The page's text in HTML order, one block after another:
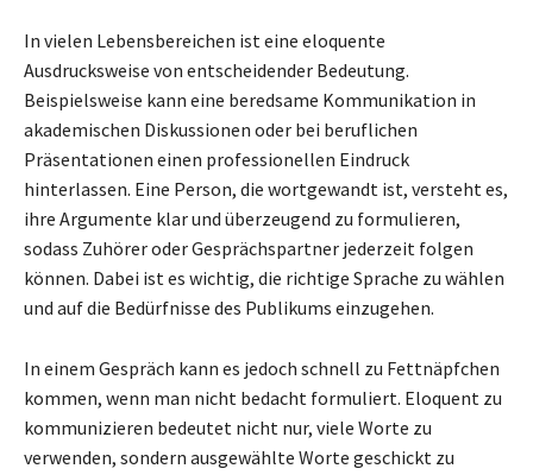
In vielen Lebensbereichen ist eine eloquente
Ausdrucksweise von entscheidender Bedeutung.
Beispielsweise kann eine beredsame Kommunikation in
akademischen Diskussionen oder bei beruflichen
Präsentationen einen professionellen Eindruck
hinterlassen. Eine Person, die wortgewandt ist, versteht es,
ihre Argumente klar und überzeugend zu formulieren,
sodass Zuhörer oder Gesprächspartner jederzeit folgen
können. Dabei ist es wichtig, die richtige Sprache zu wählen
und auf die Bedürfnisse des Publikums einzugehen.
In einem Gespräch kann es jedoch schnell zu Fettnäpfchen
kommen, wenn man nicht bedacht formuliert. Eloquent zu
kommunizieren bedeutet nicht nur, viele Worte zu
verwenden, sondern ausgewählte Worte geschickt zu